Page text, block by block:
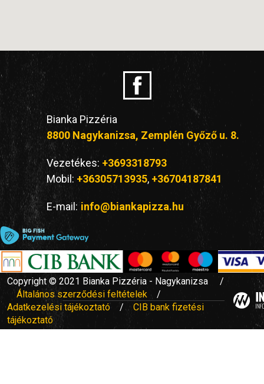
Bianka Pizzéria
8800 Nagykanizsa, Zemplén Győző u. 8.
Vezetékes: +3693318793
Mobil: +36305713935, +36704187841
E-mail: info@biankapizza.hu
Copyright © 2021 Bianka Pizzéria - Nagykanizsa /
Általános szerződési feltételek /
Adatkezelési tájékoztató/ CIB bank fizetési
tájékoztató